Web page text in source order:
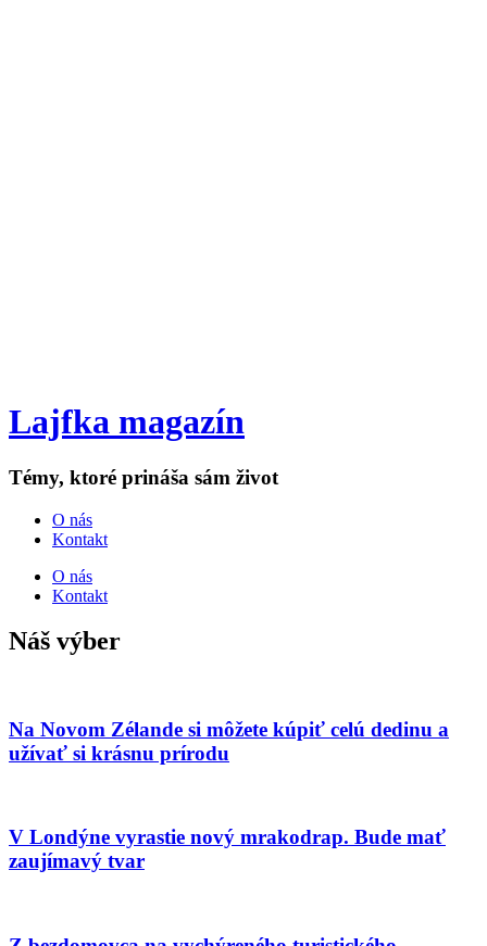
Lajfka magazín
Témy, ktoré prináša sám život
O nás
Kontakt
O nás
Kontakt
Náš výber
Na Novom Zélande si môžete kúpiť celú dedinu a
užívať si krásnu prírodu
V Londýne vyrastie nový mrakodrap. Bude mať
zaujímavý tvar